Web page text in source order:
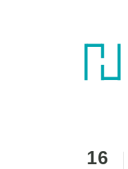
16